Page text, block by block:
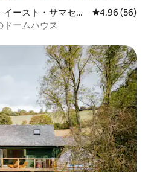
ースト・サマセッ
レビュー56
4.96 (56)
ームハウス